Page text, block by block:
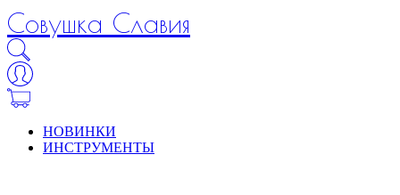
Совушка Славия
НОВИНКИ
ИНСТРУМЕНТЫ